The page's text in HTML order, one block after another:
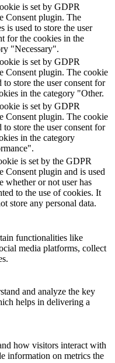
is set by GDPR
Consent plugin. The
is used to store the user
for the cookies in the
"Necessary".
is set by GDPR
Consent plugin. The cookie
to store the user consent for
in the category "Other.
is set by GDPR
Consent plugin. The cookie
to store the user consent for
in the category
is set by the GDPR
Consent plugin and is used
whether or not user has
to the use of cookies. It
store any personal data.
functionalities like
media platforms, collect
and analyze the key
helps in delivering a
how visitors interact with
information on metrics the